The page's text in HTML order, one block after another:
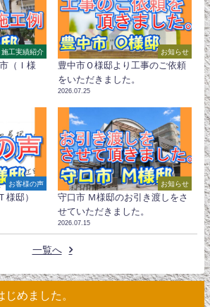
施工実績紹介
（Ｉ様
お知らせ
豊中市Ｏ様邸より工事のご依頼
をいただきました。
2026.07.25
お客様の声
様邸）
お知らせ
守口市 Ｍ様邸のお引き渡しをさ
せていただきました。
2026.07.15
一覧へ
じめました。